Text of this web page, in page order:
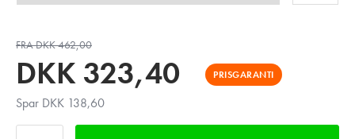
FRA DKK 462,00
DKK 323,40
Spar DKK 138,60
PRISGARANTI